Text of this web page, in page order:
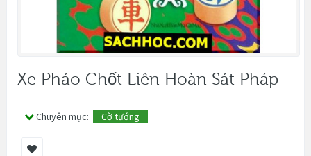
Xe Pháo Chốt Liên Hoàn Sát Pháp
Chuyên mục: Cờ tướng